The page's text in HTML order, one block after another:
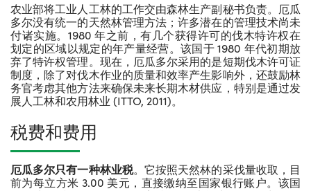
农业部将工业人工林的工作交由森林生产副秘书负责。厄瓜
多尔没有统一的天然林管理方法；许多潜在的管理技术尚未
付诸实施。1980 年之前，有几个获得许可的伐木特许权在
划定的区域以规定的年产量经营。该国于 1980 年代初期放
弃了特许权管理。现在，厄瓜多尔采用的是短期伐木许可证
制度，除了对伐木作业的质量和效率产生影响外，还鼓励林
务官考虑其他方法来确保未来长期木材供应，特别是通过发
展人工林和农用林业 (ITTO, 2011)。
税费和费用
厄瓜多尔只有一种林业税。它按照天然林的采伐量收取，目
前为每立方米 3.00 美元，直接缴纳至国家银行账户。该国